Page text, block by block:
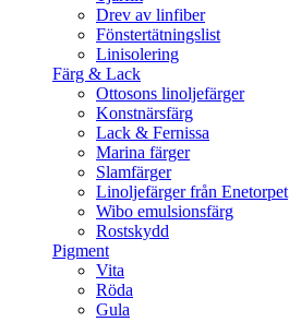
Drev av linfiber
Fönstertätningslist
Linisolering
Färg & Lack
Ottosons linoljefärger
Konstnärsfärg
Lack & Fernissa
Marina färger
Slamfärger
Linoljefärger från Enetorpet
Wibo emulsionsfärg
Rostskydd
Pigment
Vita
Röda
Gula